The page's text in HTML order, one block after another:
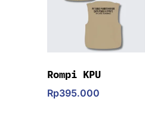
Rompi KPU
Rp395.000